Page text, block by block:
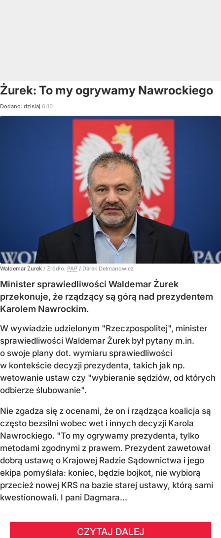
Żurek: To my ogrywamy Nawrockiego
Dodano: dzisiaj 6:10
Waldemar Żurek / Źródło: PAP / Darek Delmanowicz
Minister sprawiedliwości Waldemar Żurek
przekonuje, że rządzący są górą nad prezydentem
Karolem Nawrockim.
W wywiadzie udzielonym "Rzeczpospolitej", minister
sprawiedliwości Waldemar Żurek był pytany m.in.
o swoje plany dot. wymiaru sprawiedliwości
w kontekście decyzji prezydenta, takich jak np.
wetowanie ustaw czy "wybieranie sędziów, od których
odbierze ślubowanie".
Nie zgadza się z ocenami, że on i rządząca koalicja są
często bezsilni wobec wet i innych decyzji Karola
Nawrockiego. "To my ogrywamy prezydenta, tylko
metodami zgodnymi z prawem. Prezydent zawetował
dobrą ustawę o Krajowej Radzie Sądownictwa i jego
ekipa pomyślała: koniec, będzie bojkot, nie wybiorą
przecież nowej KRS na bazie starej ustawy, którą sami
kwestionowali. I pani Dagmara...
CZYTAJ DALEJ